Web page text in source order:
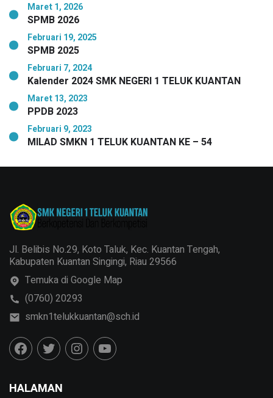
Maret 1, 2026
SPMB 2026
Februari 19, 2025
SPMB 2025
Februari 7, 2024
Kalender 2024 SMK NEGERI 1 TELUK KUANTAN
Maret 13, 2023
PPDB 2023
Februari 9, 2023
MILAD SMKN 1 TELUK KUANTAN KE – 54
Jl. Belibis No.29, Koto Taluk, Kec. Kuantan Tengah,
Kabupaten Kuantan Singingi, Riau 29566
Temuka di Google Map
(0760) 20293
smkn1telukkuantan@sch.id
HALAMAN